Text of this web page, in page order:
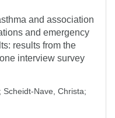
and association
and emergency
results from the
interview survey
; Scheidt-Nave, Christa;